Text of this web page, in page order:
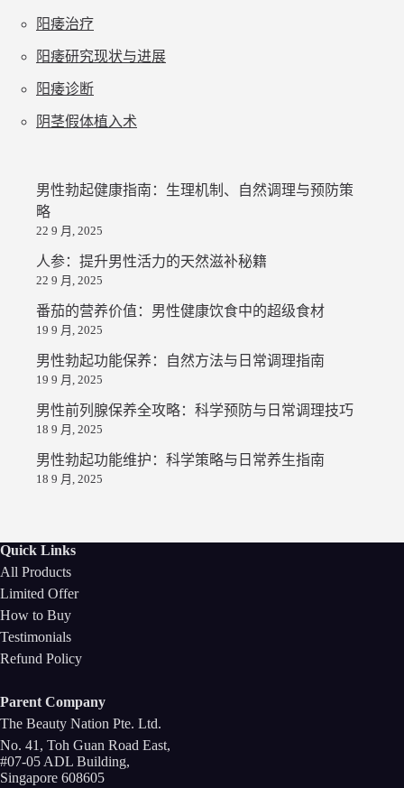
阳痿治疗
阳痿研究现状与进展
阳痿诊断
阴茎假体植入术
男性勃起健康指南：生理机制、自然调理与预防策
略
22 9 月, 2025
人参：提升男性活力的天然滋补秘籍
22 9 月, 2025
番茄的营养价值：男性健康饮食中的超级食材
19 9 月, 2025
男性勃起功能保养：自然方法与日常调理指南
19 9 月, 2025
男性前列腺保养全攻略：科学预防与日常调理技巧
18 9 月, 2025
男性勃起功能维护：科学策略与日常养生指南
18 9 月, 2025
Quick Links
All Products
Limited Offer
How to Buy
Testimonials
Refund Policy
Parent Company
The Beauty Nation Pte. Ltd.
No. 41, Toh Guan Road East,
#07-05 ADL Building,
Singapore 608605